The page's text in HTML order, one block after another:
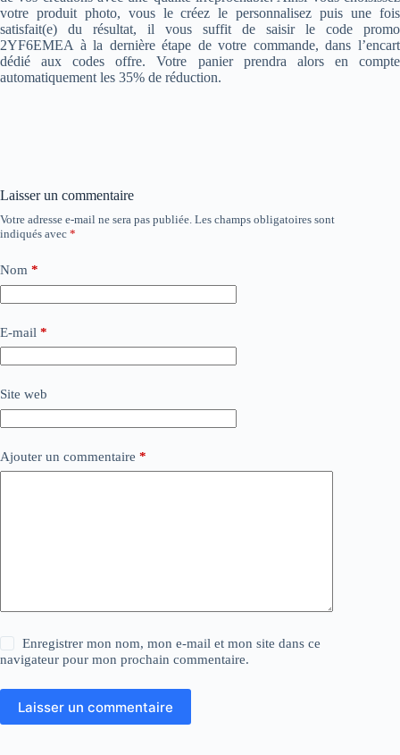
votre produit photo, vous le créez le personnalisez puis une fois
satisfait(e) du résultat, il vous suffit de saisir le code promo
2YF6EMEA à la dernière étape de votre commande, dans l’encart
dédié aux codes offre. Votre panier prendra alors en compte
automatiquement les 35% de réduction.
Laisser un commentaire
Votre adresse e-mail ne sera pas publiée. Les champs obligatoires sont
indiqués avec *
Nom *
E-mail *
Site web
Ajouter un commentaire *
Enregistrer mon nom, mon e-mail et mon site dans ce
navigateur pour mon prochain commentaire.
Laisser un commentaire